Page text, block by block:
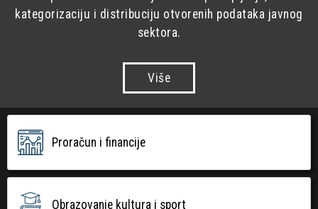
kategorizaciju i distribuciju otvorenih podataka javnog
sektora.
Više
Proračun i financije
Obrazovanje kultura i sport